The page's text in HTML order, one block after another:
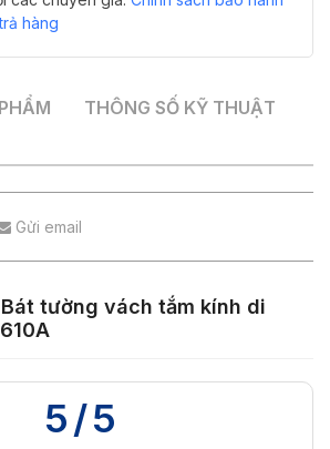
hàng
THÔNG SỐ KỸ THUẬT
Gửi email
Bát tường vách tắm kính di
5/5